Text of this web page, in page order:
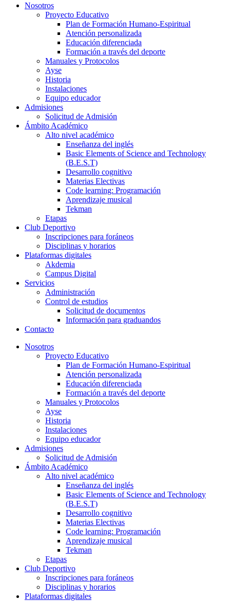
Nosotros
Proyecto Educativo
Plan de Formación Humano-Espiritual
Atención personalizada
Educación diferenciada
Formación a través del deporte
Manuales y Protocolos
Ayse
Historia
Instalaciones
Equipo educador
Admisiones
Solicitud de Admisión
Ámbito Académico
Alto nivel académico
Enseñanza del inglés
Basic Elements of Science and Technology
(B.E.S.T)
Desarrollo cognitivo
Materias Electivas
Code learning: Programación
Aprendizaje musical
Tekman
Etapas
Club Deportivo
Inscripciones para foráneos
Disciplinas y horarios
Plataformas digitales
Akdemia
Campus Digital
Servicios
Administración
Control de estudios
Solicitud de documentos
Información para graduandos
Contacto
Nosotros
Proyecto Educativo
Plan de Formación Humano-Espiritual
Atención personalizada
Educación diferenciada
Formación a través del deporte
Manuales y Protocolos
Ayse
Historia
Instalaciones
Equipo educador
Admisiones
Solicitud de Admisión
Ámbito Académico
Alto nivel académico
Enseñanza del inglés
Basic Elements of Science and Technology
(B.E.S.T)
Desarrollo cognitivo
Materias Electivas
Code learning: Programación
Aprendizaje musical
Tekman
Etapas
Club Deportivo
Inscripciones para foráneos
Disciplinas y horarios
Plataformas digitales